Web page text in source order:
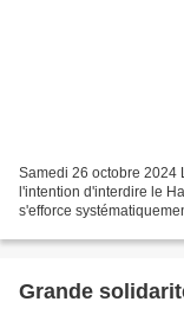
Samedi 26 octobre 2024
l'intention d'interdire le
s'efforce
Grande